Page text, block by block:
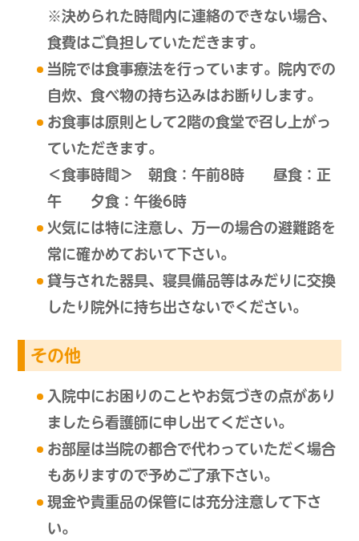
※決められた時間内に連絡のできない場合、
食費はご負担していただきます。
当院では食事療法を行っています。院内での
自炊、食べ物の持ち込みはお断りします。
お食事は原則として2階の食堂で召し上がっ
ていただきます。
＜食事時間＞ 朝食：午前8時 昼食：正
午 夕食：午後6時
火気には特に注意し、万一の場合の避難路を
常に確かめておいて下さい。
貸与された器具、寝具備品等はみだりに交換
したり院外に持ち出さないでください。
その他
入院中にお困りのことやお気づきの点があり
ましたら看護師に申し出てください。
お部屋は当院の都合で代わっていただく場合
もありますので予めご了承下さい。
現金や貴重品の保管には充分注意して下さ
い。